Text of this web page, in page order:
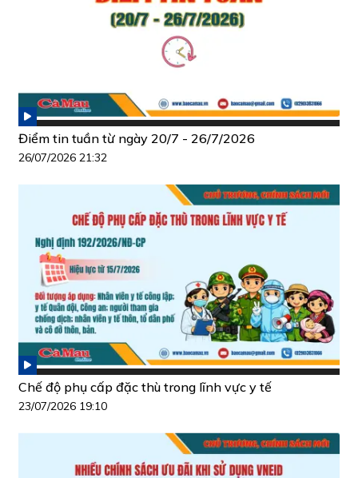
Điểm tin tuần từ ngày 20/7 - 26/7/2026
26/07/2026 21:32
Chế độ phụ cấp đặc thù trong lĩnh vực y tế
23/07/2026 19:10